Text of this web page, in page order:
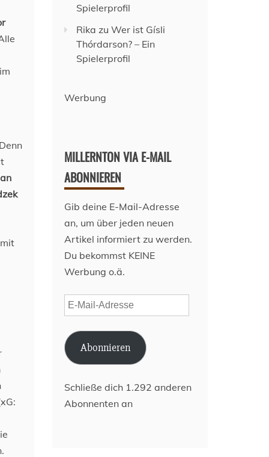
Spielerprofil
Rika zuWer ist Gísli
Thórdarson? – Ein
Spielerprofil
Werbung
MILLERNTON VIA E-MAIL
ABONNIEREN
Gib deine E-Mail-Adresse
an, um über jeden neuen
Artikel informiert zu werden.
Du bekommst KEINE
Werbung o.ä.
E-
Mail-
Adresse
Abonnieren
Schließe dich 1.292 anderen
Abonnenten an